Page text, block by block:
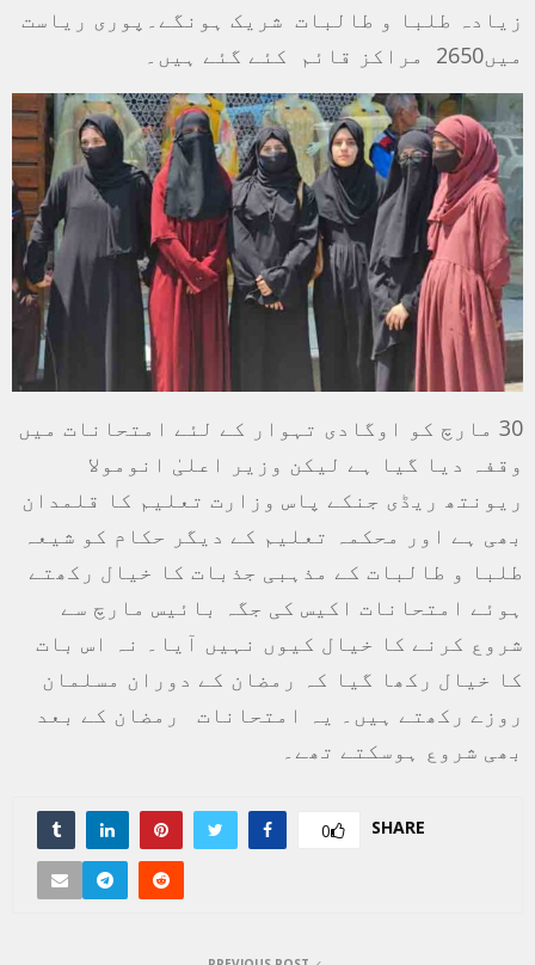
زیادہ طلبا و طالبات شریک ہونگے۔پوری ریاست
میں2650 مراکز قائم کئے گئے ہیں۔
30 مارچ کو اوگادی تہوار کے لئے امتحانات میں
وقفہ دیا گیا ہے لیکن وزیر اعلیٰ انومولا
ریونتھ ریڈی جنکے پاس وزارت تعلیم کا قلمدان
بھی ہے اور محکمہ تعلیم کے دیگر حکام کو شیعہ
طلبا و طالبات کے مذہبی جذبات کا خیال رکھتے
ہوئے امتحانات اکیس کی جگہ بائیس مارچ سے
شروع کرنے کا خیال کیوں نہیں آیا۔ نہ اس بات
کا خیال رکھا گیا کہ رمضان کے دوران مسلمان
روزے رکھتے ہیں۔ یہ امتحانات رمضان کے بعد
بھی شروع ہوسکتے تھے۔
SHARE
0